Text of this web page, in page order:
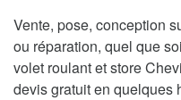
Vente, pose, conception
ou réparation, quel que
volet roulant et store
devis gratuit en quelques